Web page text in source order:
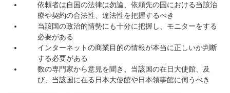
依頼者は自国の法律は勿論、依頼先の国における当該治
療や契約の合法性、違法性を把握するべき
当該国の政治的情勢にも十分に把握し、モニターをする
必要がある
インターネットの商業目的の情報が本当に正しいか判断
する必要がある
数の専門家から意見を聞き、当該国の在日大使館、及
び、当該国に在る日本大使館や日本領事館に伺うべき